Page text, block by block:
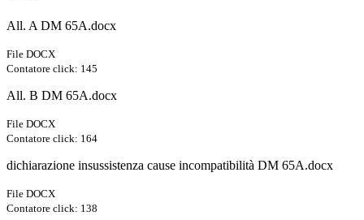
All. A DM 65A.docx
File DOCX
Contatore click: 145
All. B DM 65A.docx
File DOCX
Contatore click: 164
dichiarazione insussistenza cause incompatibilità DM 65A.docx
File DOCX
Contatore click: 138